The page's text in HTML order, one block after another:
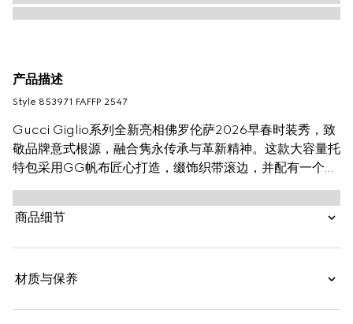
产品描述
Style ‎853971 FAFFP 2547
Gucci Giglio系列全新亮相佛罗伦萨2026早春时装秀，致
敬品牌意式根源，融合隽永传承与革新精神。这款大容量托
特包采用GG帆布匠心打造，缀饰织带滚边，并配有一个可
拆卸的手拿包。
商品细节
材质与保养